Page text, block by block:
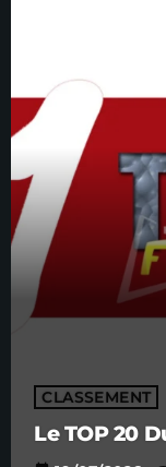
CLASSEMENT
Le TOP 20